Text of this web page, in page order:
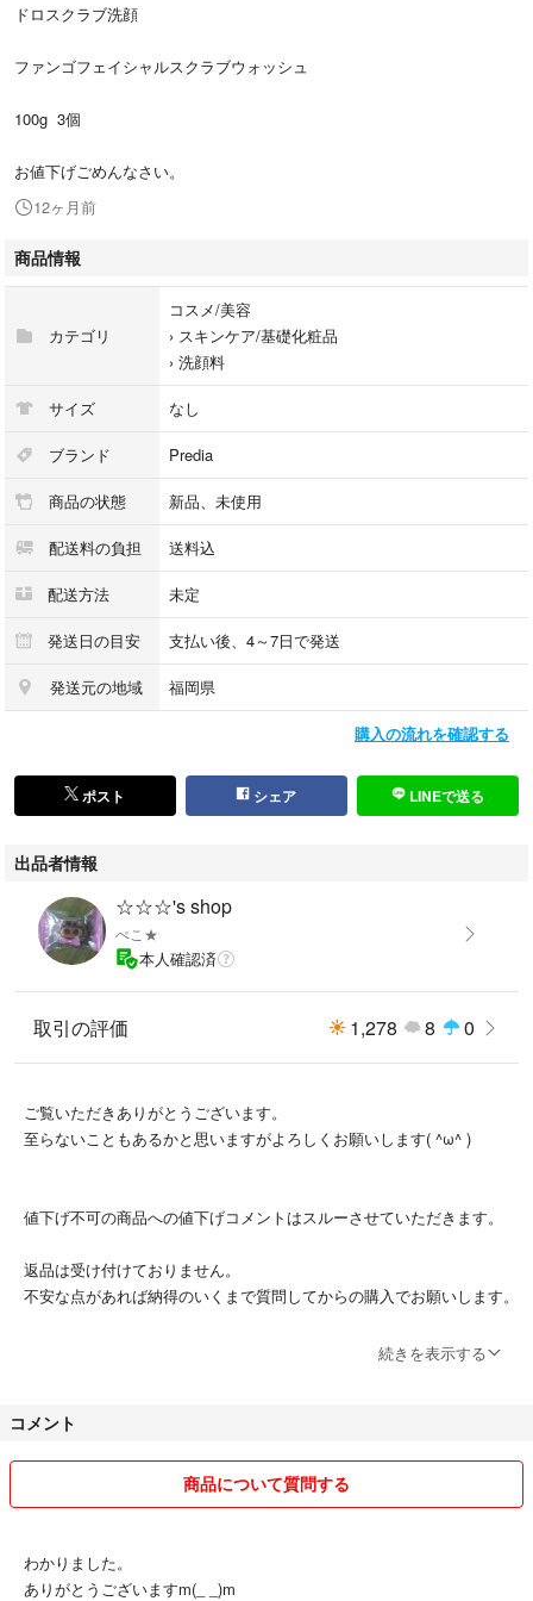
ドロスクラブ洗顔
ファンゴフェイシャルスクラブウォッシュ
100g 3個
お値下げごめんなさい。
12ヶ月前
商品情報
カテゴリ
コスメ/美容
› スキンケア/基礎化粧品
› 洗顔料
サイズ なし
ブランド Predia
商品の状態 新品、未使用
配送料の負担 送料込
配送方法 未定
発送日の目安 支払い後、4～7日で発送
発送元の地域 福岡県
購入の流れを確認する
ポスト シェア LINEで送る
出品者情報
☆☆☆'s shop
ぺこ★
本人確認済
取引の評価 1,278 8 0
ご覧いただきありがとうございます。
至らないこともあるかと思いますがよろしくお願いします( ^ω^ )
値下げ不可の商品への値下げコメントはスルーさせていただきます。
返品は受け付けておりません。
不安な点があれば納得のいくまで質問してからの購入でお願いします。
最近説明文も読まずに購入される方が増えています。
使用期限がないものなのに使用期限が切れていた。等
続きを表示する
コメント
商品について質問する
わかりました。
ありがとうございますm(_ _)m